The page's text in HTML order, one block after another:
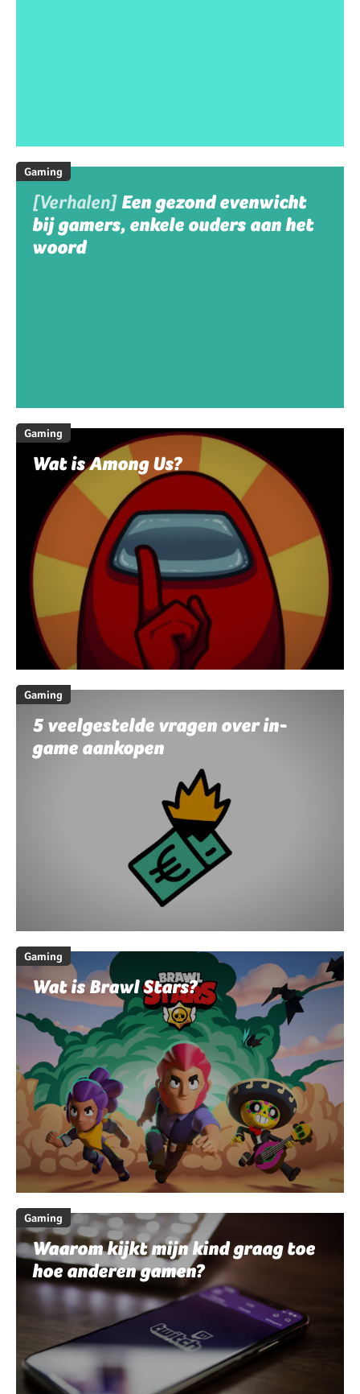
Gaming
[Verhalen] Een gezond evenwicht
bij gamers, enkele ouders aan het
woord
Gaming
Wat is Among Us?
Gaming
5 veelgestelde vragen over in-
game aankopen
Gaming
Wat is Brawl Stars?
Gaming
Waarom kijkt mijn kind graag toe
hoe anderen gamen?